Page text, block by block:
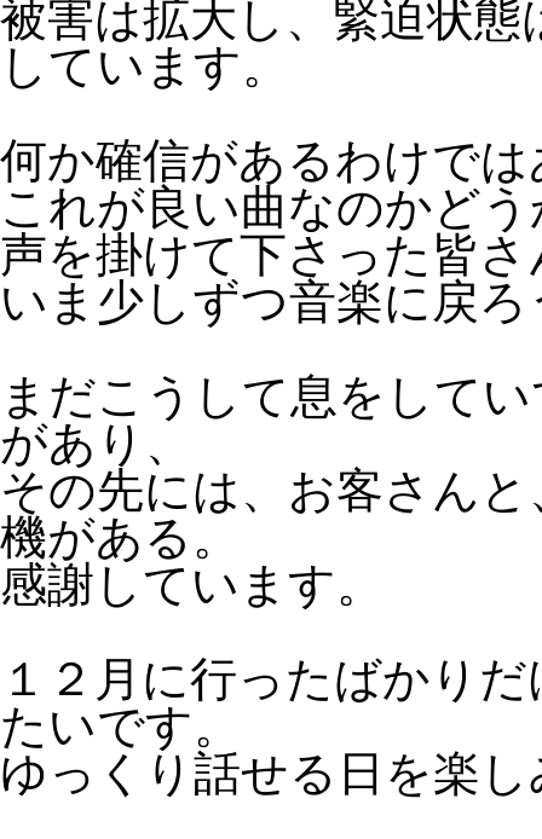
被害は拡大し、緊迫状
しています。
何か確信があるわけで
これが良い曲なのかど
声を掛けて下さった皆
いま少しずつ音楽に戻
まだこうして息をして
があり、
その先には、お客さん
機がある。
感謝しています。
１２月に行ったばかり
たいです。
ゆっくり話せる日を楽